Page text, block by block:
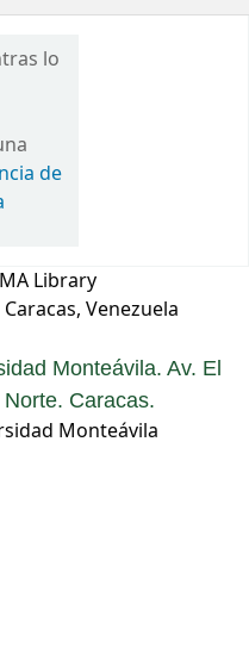
lo
de
Library
Caracas, Venezuela
Monteávila. Av. El
Caracas.
Monteávila